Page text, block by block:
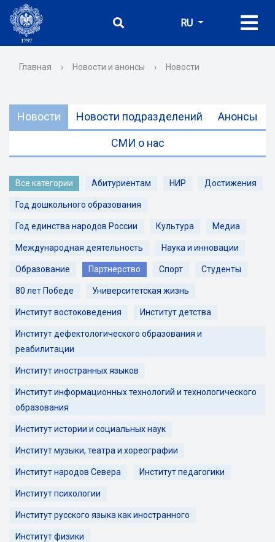
RU
Главная › Новости и анонсы › Новости
Новости Новости подразделений Анонсы
СМИ о нас
Все категории Абитуриентам НИР Достижения
Год дошкольного образования
Год единства народов России Культура Медиа
Международная деятельность Наука и инновации
Образование Партнерство Спорт Студенты
80 лет Победе Университетская жизнь
Институт востоковедения Институт детства
Институт дефектологического образования и
реабилитации
Институт иностранных языков
Институт информационных технологий и технологического
образования
Институт истории и социальных наук
Институт музыки, театра и хореографии
Институт народов Севера Институт педагогики
Институт психологии
Институт русского языка как иностранного
Институт физики